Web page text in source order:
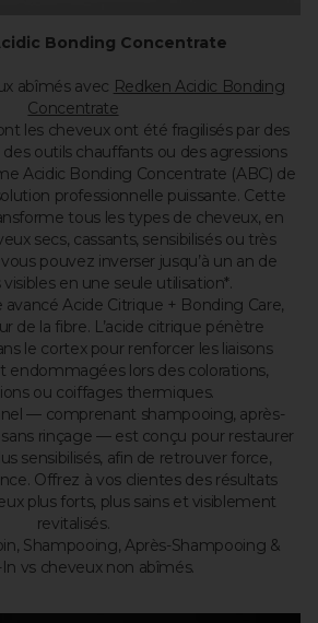
Bonding Concentrate
abîmés avec Redken Acidic Bonding
Concentrate
les cheveux ont été fragilisés par des
outils chauffants ou des agressions
Acidic Bonding Concentrate (ABC) de
professionnelle puissante. Cette
tous les types de cheveux, en
secs, cassants, sensibilisés ou très
pouvez inverser jusqu’à un an de
en une seule utilisation*.
avancé Acide Citrique + Bonding Care,
de la fibre. L’acide citrique pénètre
le cortex pour renforcer les liaisons
endommagées lors des colorations,
ou coiffages thermiques.
— comprenant shampooing, après-
rinçage — est conçu pour restaurer
sensibilisés, afin de retrouver force,
Offrez à vos clientes des résultats
plus forts, plus sains et visiblement
revitalisés.
Shampooing, Après-Shampooing &
vs cheveux non abîmés.